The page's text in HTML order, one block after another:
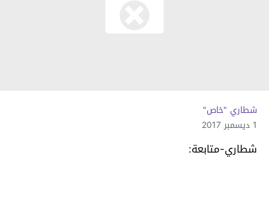
شطاري "خاص"
1 ديسمبر 2017
شطاري-متابعة: